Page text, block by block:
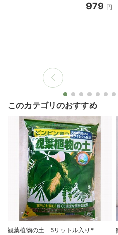
979 円
このカテゴリのおすすめ
観葉植物の土 5リットル入り*